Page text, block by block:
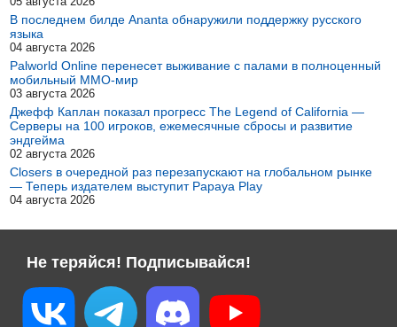
В последнем билде Ananta обнаружили поддержку русского
языка
04 августа 2026
Palworld Online перенесет выживание с палами в полноценный
мобильный MMO-мир
03 августа 2026
Джефф Каплан показал прогресс The Legend of California —
Серверы на 100 игроков, ежемесячные сбросы и развитие
эндгейма
02 августа 2026
Closers в очередной раз перезапускают на глобальном рынке
— Теперь издателем выступит Papaya Play
04 августа 2026
Не теряйся! Подписывайся!